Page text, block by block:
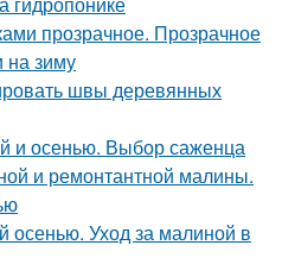
прозрачное. Прозрачное
на зиму
швы деревянных
и осенью. Выбор саженца
и ремонтантной малины.
осенью. Уход за малиной в